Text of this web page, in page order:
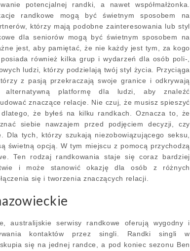
potencjalnej randki, a nawet współmałżonka.
randkowe mogą być świetnym sposobem na
którzy mają podobne zainteresowania lub styl
dla seniorów mogą być świetnym sposobem na
jest, aby pamiętać, że nie każdy jest tym, za kogo
również kilka grup i wydarzeń dla osób poli-,
ludzi, którzy podzielają twój styl życia. Przyciąga
z pasją przekraczają swoje granice i odkrywają
alternatywną platformę dla ludzi, aby znaleźć
znaczące relacje. Nie czuj, że musisz spieszyć
że byłeś na kilku randkach. Oznacza to, że
siebie nawzajem przed podjęciem decyzji, czy
Dla tych, którzy szukają niezobowiązującego seksu,
świetną opcją. W tym miejscu z pomocą przychodzą
Ten rodzaj randkowania staje się coraz bardziej
i może stanowić okazję dla osób z różnych
się i tworzenia znaczących relacji.
australijskie serwisy randkowe oferują wygodny i
kontaktów przez singli. Randki singli w
się na jednej randce, a pod koniec sezonu Ben